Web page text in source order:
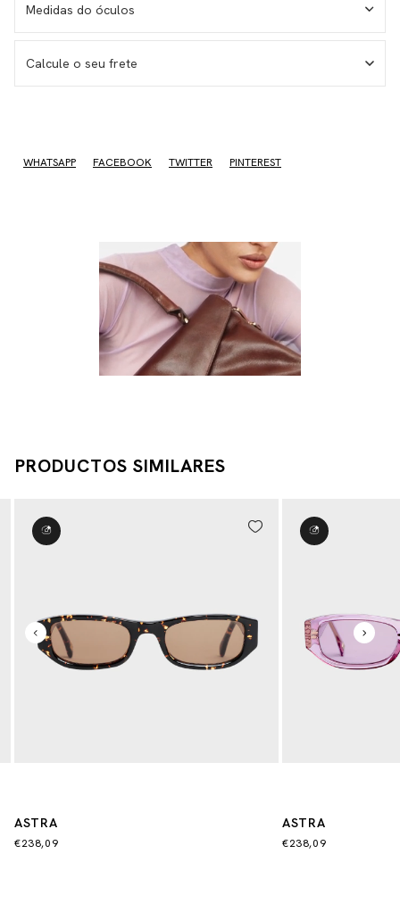
Medidas do óculos
Calcule o seu frete
WHATSAPP
FACEBOOK TWITTER PINTEREST
PRODUCTOS SIMILARES
ASTRA
€238,09
ASTRA
€238,09